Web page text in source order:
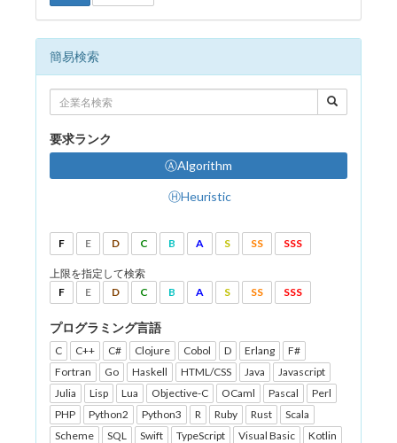
簡易検索
要求ランク
ⒶAlgorithm
ⒽHeuristic
F E D C B A S SS SSS
上限を指定して検索
F
E D C B A S SS SSS
プログラミング言語
C C++ C# Clojure Cobol D Erlang
F#
Fortran
Go Haskell HTML/CSS Java
Javascript
Julia
Lisp Lua Objective-C OCaml Pascal
Perl
PHP
Python2 Python3 R Ruby Rust
Scala
Scheme
SQL Swift TypeScript Visual Basic Kotlin